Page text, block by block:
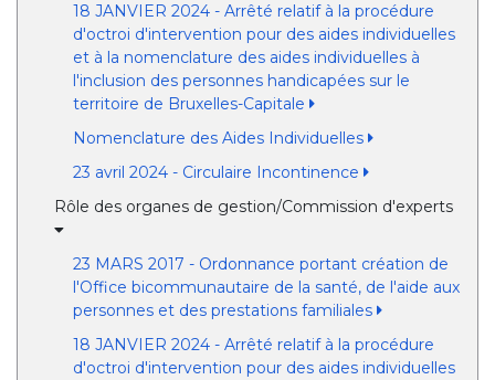
18 JANVIER 2024 - Arrêté relatif à la procédure
d'octroi d'intervention pour des aides individuelles
et à la nomenclature des aides individuelles à
l'inclusion des personnes handicapées sur le
territoire de Bruxelles-Capitale
Nomenclature des Aides Individuelles
23 avril 2024 - Circulaire Incontinence
Rôle des organes de gestion/Commission d'experts
23 MARS 2017 - Ordonnance portant création de
l'Office bicommunautaire de la santé, de l'aide aux
personnes et des prestations familiales
18 JANVIER 2024 - Arrêté relatif à la procédure
d'octroi d'intervention pour des aides individuelles